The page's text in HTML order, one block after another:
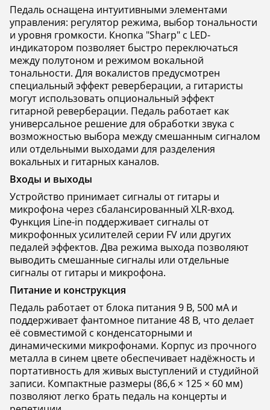
Педаль оснащена интуитивными элементами
управления: регулятор режима, выбор тональности
и уровня громкости. Кнопка "Sharp" с LED-
индикатором позволяет быстро переключаться
между полутоном и режимом вокальной
тональности. Для вокалистов предусмотрен
специальный эффект реверберации, а гитаристы
могут использовать опциональный эффект
гитарной реверберации. Педаль работает как
универсальное решение для обработки звука с
возможностью выбора между смешанным сигналом
или отдельными выходами для разделения
вокальных и гитарных каналов.
Входы и выходы
Устройство принимает сигналы от гитары и
микрофона через сбалансированный XLR-вход.
Функция Line-in поддерживает сигналы от
микрофонных усилителей серии FV или других
педалей эффектов. Два режима выхода позволяют
выводить смешанные сигналы или отдельные
сигналы от гитары и микрофона.
Питание и конструкция
Педаль работает от блока питания 9 В, 500 мА и
поддерживает фантомное питание 48 В, что делает
её совместимой с конденсаторными и
динамическими микрофонами. Корпус из прочного
металла в синем цвете обеспечивает надёжность и
портативность для живых выступлений и студийной
записи. Компактные размеры (86,6 × 125 × 60 мм)
позволяют легко брать педаль на концерты и